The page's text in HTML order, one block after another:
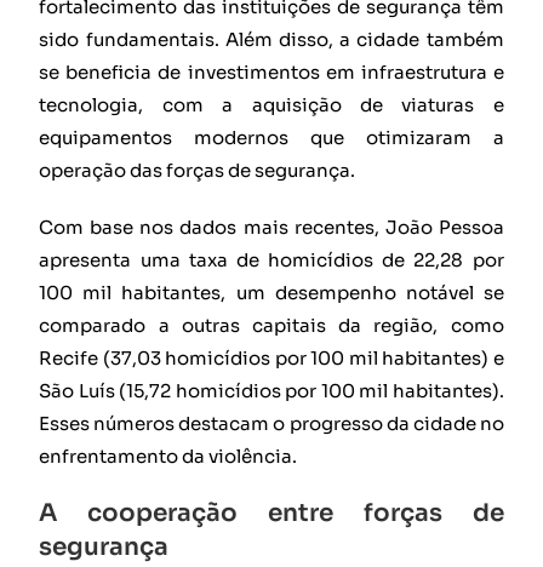
fortalecimento das instituições de segurança têm
sido fundamentais. Além disso, a cidade também
se beneficia de investimentos em infraestrutura e
tecnologia, com a aquisição de viaturas e
equipamentos modernos que otimizaram a
operação das forças de segurança.
Com base nos dados mais recentes, João Pessoa
apresenta uma taxa de homicídios de 22,28 por
100 mil habitantes, um desempenho notável se
comparado a outras capitais da região, como
Recife (37,03 homicídios por 100 mil habitantes) e
São Luís (15,72 homicídios por 100 mil habitantes).
Esses números destacam o progresso da cidade no
enfrentamento da violência.
A cooperação entre forças de
segurança